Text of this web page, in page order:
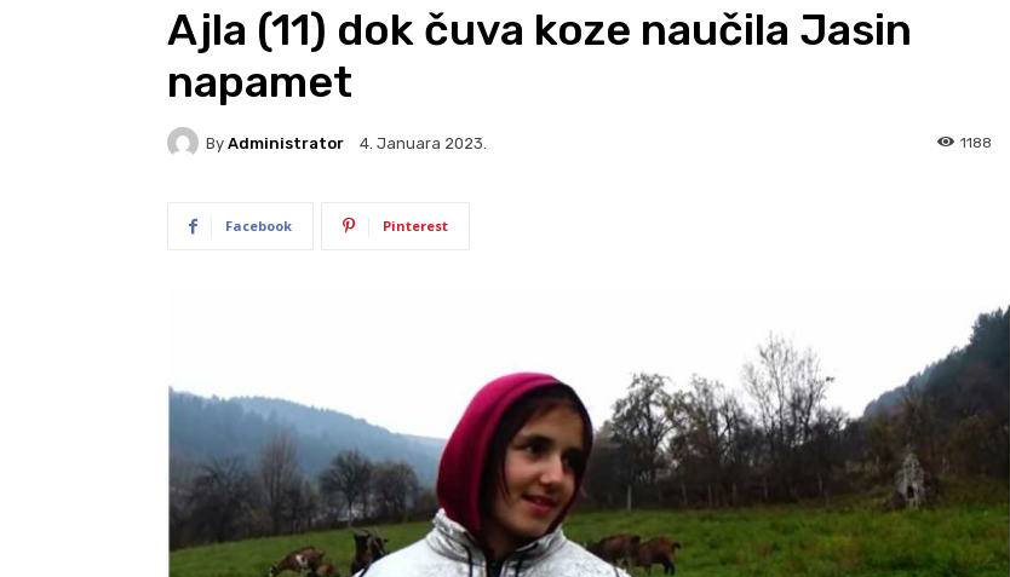
Ajla (11) dok čuva koze naučila Jasin
napamet
By Administrator 4. Januara 2023. 1188
Facebook Pinterest